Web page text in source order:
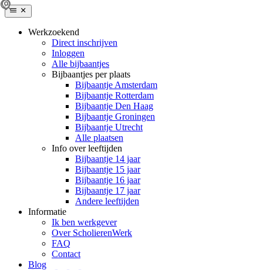
Werkzoekend
Direct inschrijven
Inloggen
Alle bijbaantjes
Bijbaantjes per plaats
Bijbaantje Amsterdam
Bijbaantje Rotterdam
Bijbaantje Den Haag
Bijbaantje Groningen
Bijbaantje Utrecht
Alle plaatsen
Info over leeftijden
Bijbaantje 14 jaar
Bijbaantje 15 jaar
Bijbaantje 16 jaar
Bijbaantje 17 jaar
Andere leeftijden
Informatie
Ik ben werkgever
Over ScholierenWerk
FAQ
Contact
Blog